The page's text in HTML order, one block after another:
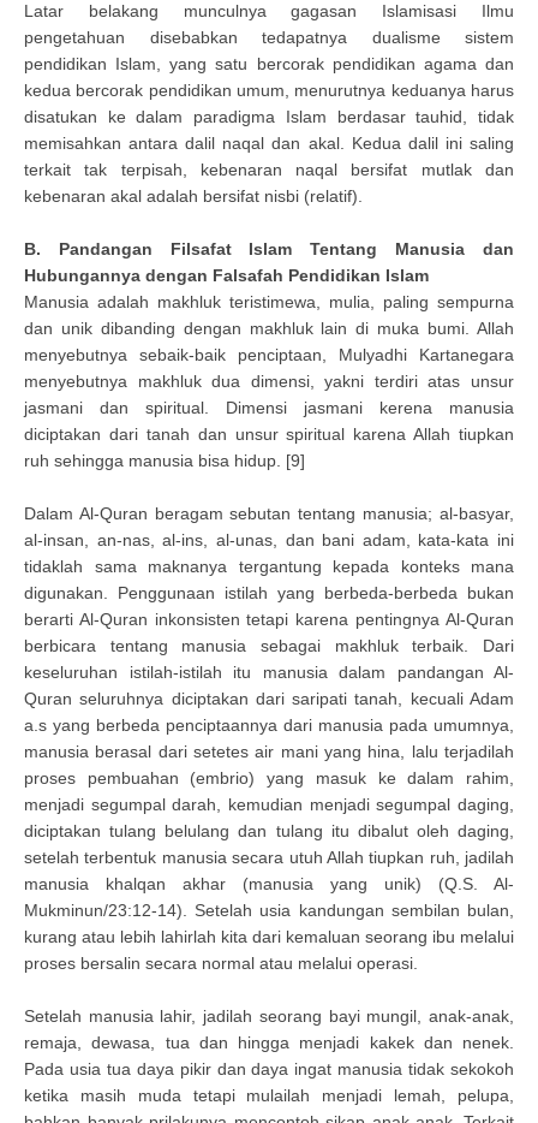
Latar belakang munculnya gagasan Islamisasi Ilmu
pengetahuan disebabkan tedapatnya dualisme sistem
pendidikan Islam, yang satu bercorak pendidikan agama dan
kedua bercorak pendidikan umum, menurutnya keduanya harus
disatukan ke dalam paradigma Islam berdasar tauhid, tidak
memisahkan antara dalil naqal dan akal. Kedua dalil ini saling
terkait tak terpisah, kebenaran naqal bersifat mutlak dan
kebenaran akal adalah bersifat nisbi (relatif).
B. Pandangan Filsafat Islam Tentang Manusia dan
Hubungannya dengan Falsafah Pendidikan Islam
Manusia adalah makhluk teristimewa, mulia, paling sempurna
dan unik dibanding dengan makhluk lain di muka bumi. Allah
menyebutnya sebaik-baik penciptaan, Mulyadhi Kartanegara
menyebutnya makhluk dua dimensi, yakni terdiri atas unsur
jasmani dan spiritual. Dimensi jasmani kerena manusia
diciptakan dari tanah dan unsur spiritual karena Allah tiupkan
ruh sehingga manusia bisa hidup. [9]
Dalam Al-Quran beragam sebutan tentang manusia; al-basyar,
al-insan, an-nas, al-ins, al-unas, dan bani adam, kata-kata ini
tidaklah sama maknanya tergantung kepada konteks mana
digunakan. Penggunaan istilah yang berbeda-berbeda bukan
berarti Al-Quran inkonsisten tetapi karena pentingnya Al-Quran
berbicara tentang manusia sebagai makhluk terbaik. Dari
keseluruhan istilah-istilah itu manusia dalam pandangan Al-
Quran seluruhnya diciptakan dari saripati tanah, kecuali Adam
a.s yang berbeda penciptaannya dari manusia pada umumnya,
manusia berasal dari setetes air mani yang hina, lalu terjadilah
proses pembuahan (embrio) yang masuk ke dalam rahim,
menjadi segumpal darah, kemudian menjadi segumpal daging,
diciptakan tulang belulang dan tulang itu dibalut oleh daging,
setelah terbentuk manusia secara utuh Allah tiupkan ruh, jadilah
manusia khalqan akhar (manusia yang unik) (Q.S. Al-
Mukminun/23:12-14). Setelah usia kandungan sembilan bulan,
kurang atau lebih lahirlah kita dari kemaluan seorang ibu melalui
proses bersalin secara normal atau melalui operasi.
Setelah manusia lahir, jadilah seorang bayi mungil, anak-anak,
remaja, dewasa, tua dan hingga menjadi kakek dan nenek.
Pada usia tua daya pikir dan daya ingat manusia tidak sekokoh
ketika masih muda tetapi mulailah menjadi lemah, pelupa,